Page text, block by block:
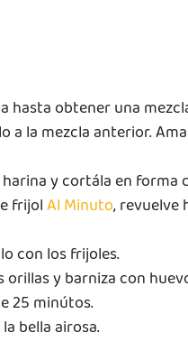
hasta obtener una
a la mezcla anterior.
y cortála en forma
frijol Al Minuto, revuelve
con los frijoles.
orillas y barniza con
25 minútos.
bella airosa.